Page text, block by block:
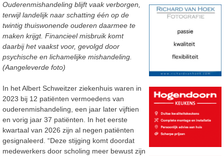
Ouderenmishandeling blijft vaak verborgen,
terwijl landelijk naar schatting één op de
twintig thuiswonende ouderen daarmee te
maken krijgt. Financieel misbruik komt
daarbij het vaakstvoor, gevolgd door
psychische en lichamelijke mishandeling.
(Aangeleverde foto)
In het Albert Schweitzer ziekenhuis waren in
2023 bij 12 patiënten vermoedens van
ouderenmishandeling , een jaar later vijftien
en vorig jaar 37 patiënten.
In het eerste
kwartaal van 2026 zijn al negen patiënten
gesignaleerd. “Deze stijging komt doordat
medewerkers door scholing meer bewust zijn